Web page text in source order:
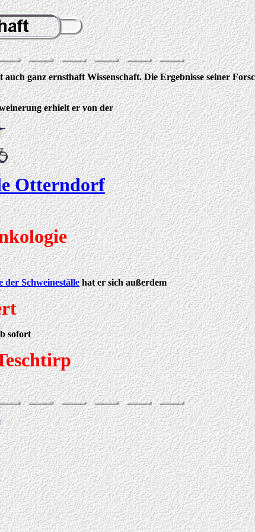
ganz ernsthaft Wissenschaft. Die Ergebnisse seiner
erhielt er von der
Otterndorf
der Schweineställehat er sich außerdem
sofort